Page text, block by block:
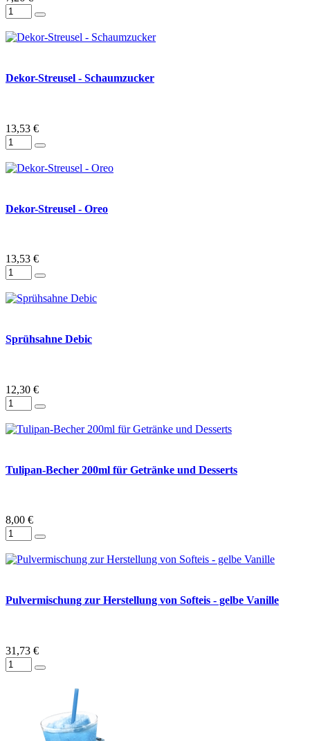
Dekor-Streusel - Schaumzucker
13,53 €
Dekor-Streusel - Oreo
13,53 €
Sprühsahne Debic
12,30 €
Tulipan-Becher 200ml für Getränke und Desserts
8,00 €
Pulvermischung zur Herstellung von Softeis - gelbe Vanille
31,73 €